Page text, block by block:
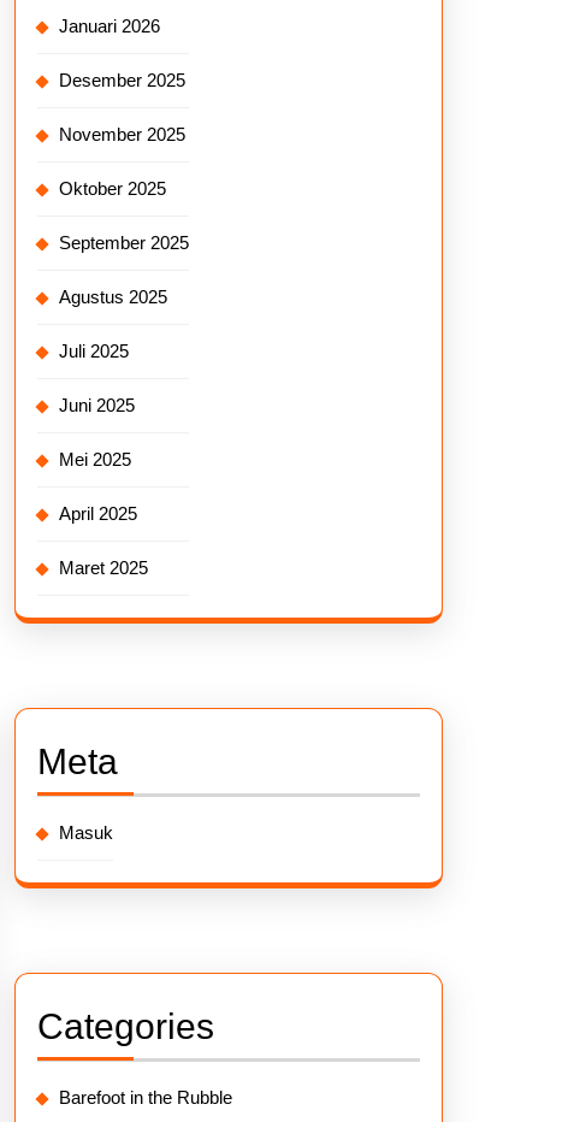
Januari 2026
Desember 2025
November 2025
Oktober 2025
September 2025
Agustus 2025
Juli 2025
Juni 2025
Mei 2025
April 2025
Maret 2025
Meta
Masuk
Categories
Barefoot in the Rubble